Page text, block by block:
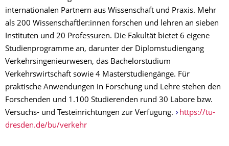
internationalen Partnern aus Wissenschaft und Praxis. Mehr
als 200 Wissenschaftler:innen forschen und lehren an sieben
Instituten und 20 Professuren. Die Fakultät bietet 6 eigene
Studienprogramme an, darunter der Diplomstudiengang
Verkehrsingenieurwesen, das Bachelorstudium
Verkehrswirtschaft sowie 4 Masterstudiengänge. Für
praktische Anwendungen in Forschung und Lehre stehen den
Forschenden und 1.100 Studierenden rund 30 Labore bzw.
Versuchs- und Testeinrichtungen zur Verfügung.
https://tu-
dresden.de/bu/verkehr